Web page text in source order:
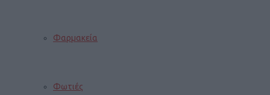
Φαρμακεία
Φωτιές